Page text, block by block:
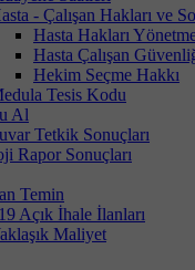
- Çalışan Hakları ve
Hasta Hakları
Hasta Çalışan
Hekim Seçme Hakkı
Tesis Kodu
Al
Tetkik Sonuçları
Rapor Sonuçları
Temin
Açık İhale İlanları
Maliyet